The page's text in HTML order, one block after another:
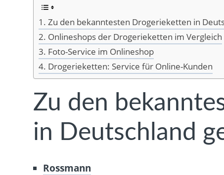
Zu den bekanntesten Drogerieketten in
Onlineshops der Drogerieketten im Vergleich
Foto-Service im Onlineshop
Drogerieketten: Service für Online-Kunden
Zu den
in Deutschland
Rossmann